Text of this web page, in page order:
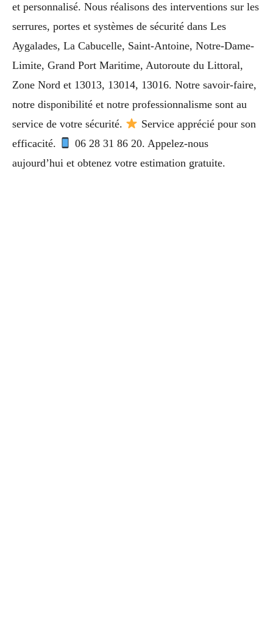
et personnalisé. Nous réalisons des interventions sur les
serrures, portes et systèmes de sécurité dans Les
Aygalades, La Cabucelle, Saint-Antoine, Notre-Dame-
Limite, Grand Port Maritime, Autoroute du Littoral,
Zone Nord et 13013, 13014, 13016. Notre savoir-faire,
notre disponibilité et notre professionnalisme sont au
service de votre sécurité.
Service apprécié pour son
efficacité.
06 28 31 86 20. Appelez-nous
aujourd’hui et obtenez votre estimation gratuite.